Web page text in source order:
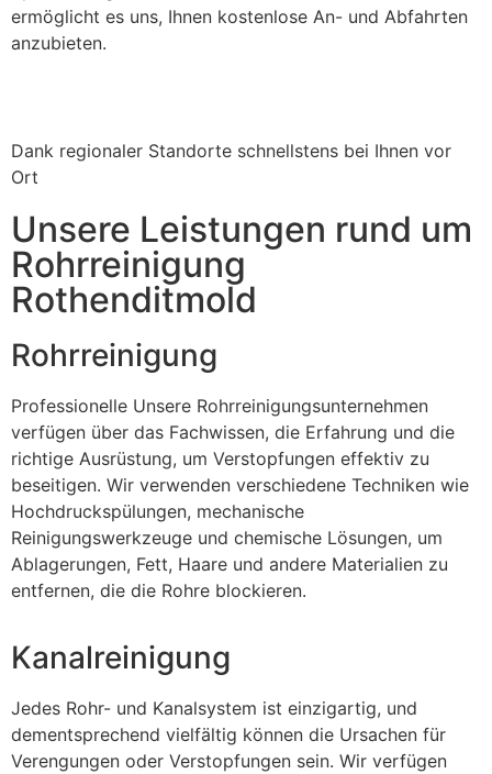
ermöglicht es uns, Ihnen kostenlose An- und Abfahrten
anzubieten.
Dank regionaler Standorte schnellstens bei Ihnen vor
Ort
Unsere Leistungen rund um
Rohrreinigung
Rothenditmold
Rohrreinigung
Professionelle Unsere Rohrreinigungsunternehmen
verfügen über das Fachwissen, die Erfahrung und die
richtige Ausrüstung, um Verstopfungen effektiv zu
beseitigen. Wir verwenden verschiedene Techniken wie
Hochdruckspülungen, mechanische
Reinigungswerkzeuge und chemische Lösungen, um
Ablagerungen, Fett, Haare und andere Materialien zu
entfernen, die die Rohre blockieren.
Kanalreinigung
Jedes Rohr- und Kanalsystem ist einzigartig, und
dementsprechend vielfältig können die Ursachen für
Verengungen oder Verstopfungen sein. Wir verfügen